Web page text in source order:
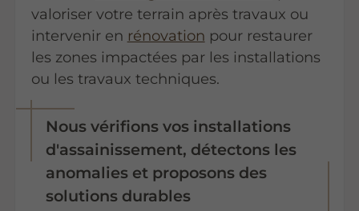
valoriser votre terrain après travaux ou
intervenir en rénovation pour restaurer
les zones impactées par les installations
ou les travaux techniques.
Nous vérifions vos installations
d'assainissement, détectons les
anomalies et proposons des
solutions durables